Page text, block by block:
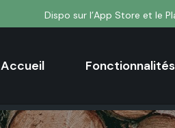
Dispo sur l’App Store et le
Accueil Fonctionnalités